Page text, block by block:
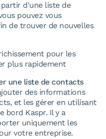
d'une liste de
pouvez vous
de trouver de nouvelles
pour les
plus rapidement
une liste de contacts
des informations
et les gérer en utilisant
bord Kaspr. Il y a
uniquement les
votre entreprise.